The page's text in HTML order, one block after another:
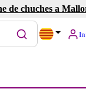
de chuches a